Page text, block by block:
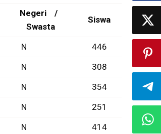
Negeri /
Swasta
Siswa
N
446
N
308
N
354
N
251
N
414